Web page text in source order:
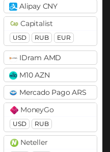
Bitcoin (BTC)
BTC BEP20
ARB
× AVAXC
Bitcoin Cash (BCH)
Bitcoin SV (BSV)
BitTorrent (BTT)
Cardano (ADA)
Chainlink (LINK)
BEP20 ERC20
Alipay CNY
Capitalist
USD RUB EUR
IDram AMD
M10 AZN
Mercado Pago ARS
MoneyGo
USD RUB
Neteller